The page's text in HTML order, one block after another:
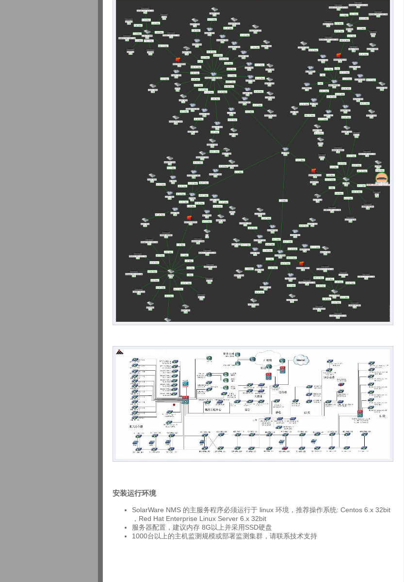
安装运行环境
SolarWare NMS 的主服务程序必须运行于 linux 环境，推荐操作系统: Centos 6.x 32bit
，Red Hat Enterprise Linux Server 6.x 32bit
服务器配置，建议内存 8G以上并采用SSD硬盘
1000台以上的主机监测规模或部署监测集群，请联系技术支持